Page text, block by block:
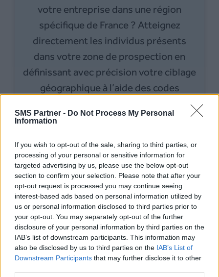
SMS Partner - Do Not Process My Personal
Information
If you wish to opt-out of the sale, sharing to third parties, or
processing of your personal or sensitive information for
targeted advertising by us, please use the below opt-out
section to confirm your selection. Please note that after your
opt-out request is processed you may continue seeing
interest-based ads based on personal information utilized by
us or personal information disclosed to third parties prior to
your opt-out. You may separately opt-out of the further
disclosure of your personal information by third parties on the
IAB’s list of downstream participants. This information may
also be disclosed by us to third parties on the IAB’s List of
Downstream Participants that may further disclose it to other
votre entreprise dans une région
spécifique de France ? Atteignez
directement les individus présents
dans votre zone de prospection en
définissant avec précision votre ciblage
géographique à l’aide des codes